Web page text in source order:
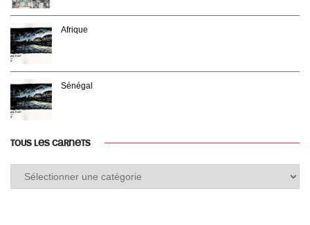
Afrique
Sénégal
TOUS LES CARNETS